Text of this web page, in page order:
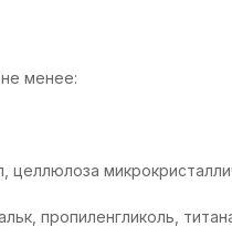
менее:
пропиленгликоль,